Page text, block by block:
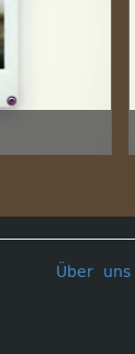
Über uns